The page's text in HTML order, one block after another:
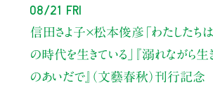
08/21 Fri
信田さよ子×松本俊彦 「わたしたち
の時代を生きている」
『溺れながら
のあいだで』（文藝春秋）刊行記念